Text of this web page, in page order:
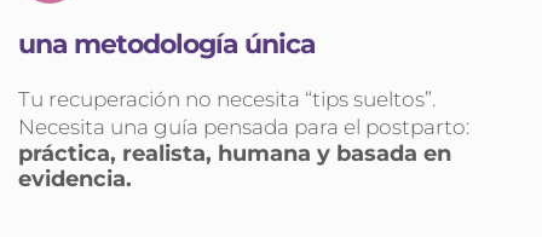
una metodología única
Tu recuperación no necesita “tips sueltos”.
Necesita una guía pensada para el postparto:
práctica, realista, humana y basada en
evidencia.